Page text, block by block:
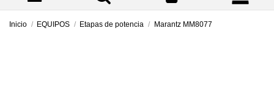
Inicio EQUIPOS Etapas de potencia Marantz MM8077